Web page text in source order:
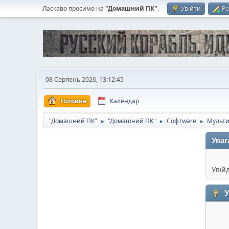
Ласкаво просимо на "Домашний ПК". Увійти
08 Серпень 2026, 13:12:45
Головна Календар
"Домашний ПК" ► "Домашний ПК" ► Софтware ►